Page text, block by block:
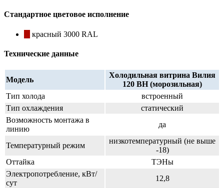
Стандартное цветовое исполнение
красный 3000 RAL
Технические данные
Модель
Холодильная витрина Вилия
120 ВН (морозильная)
Тип холода
встроенный
Тип охлаждения
статический
Возможность монтажа в
линию
да
Температурный режим
низкотемпературный (не выше
-18)
Оттайка
ТЭНы
Электропотребление, кВт/
сут
12,8